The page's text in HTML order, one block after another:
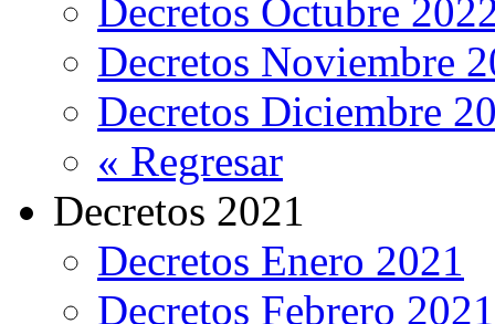
Decretos Octubre
Decretos Noviembre
Decretos Diciembre
« Regresar
Decretos 2021
Decretos Enero 2021
Decretos Febrero 2021